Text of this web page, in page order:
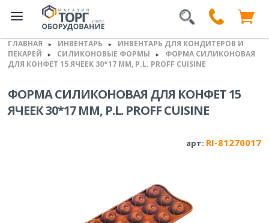
ГЛАВНАЯ ► ИНВЕНТАРЬ ►
ИНВЕНТАРЬ ДЛЯ КОНДИТЕРОВ И
ПЕКАРЕЙ
► СИЛИКОНОВЫЕ ФОРМЫ ►
ФОРМА СИЛИКОНОВАЯ
ДЛЯ КОНФЕТ 15 ЯЧЕЕК 30*17 ММ, P.L. PROFF CUISINE
ФОРМА СИЛИКОНОВАЯ ДЛЯ КОНФЕТ 15
ЯЧЕЕК 30*17 ММ, P.L. PROFF CUISINE
арт: RI-81270017